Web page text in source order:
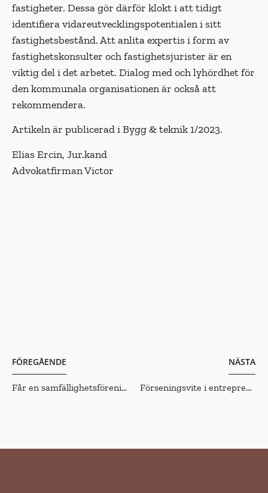
fastigheter. Dessa gör därför klokt i att tidigt
identifiera vidareutveck­lingspotentialen i sitt
fastighetsbestånd. Att anlita expertis i form av
fastighetskonsulter och fastighetsjurister är en
viktig del i det arbetet. Dialog med och lyhördhet för
den kommunala organisationen är också att
rekommendera.
Artikeln är publicerad i Bygg & teknik 1/2023.
Elias Ercin, Jur.kand
Advokatfirman Victor
FÖREGÅENDE
Får en samfällighetsförening installera laddboxar?
NÄSTA
Förseningsvite i entreprenader